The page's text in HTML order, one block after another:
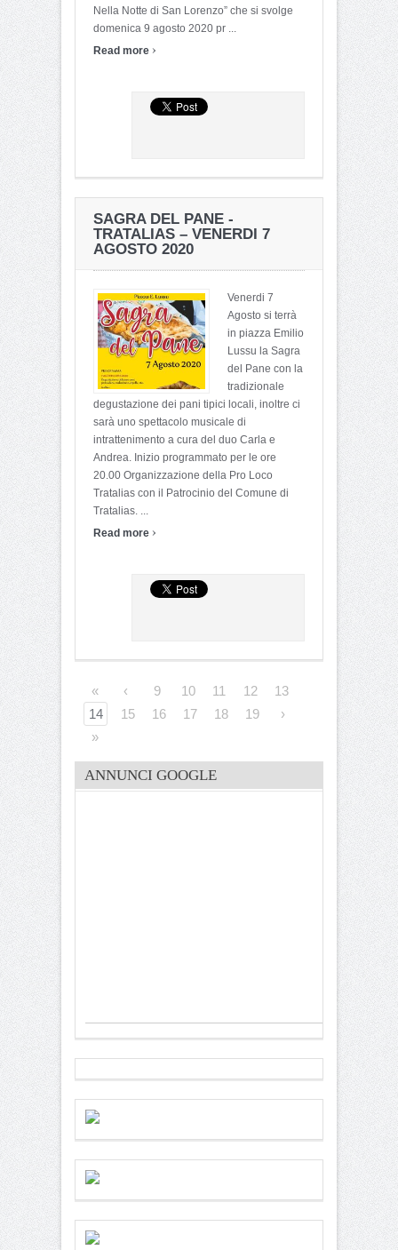
Nella Notte di San Lorenzo” che si svolge
domenica 9 agosto 2020 pr ...
Read more ›
SAGRA DEL PANE -
TRATALIAS – VENERDI 7
AGOSTO 2020
Venerdi 7
Agosto si terrà
in piazza Emilio
Lussu la Sagra
del Pane con la
tradizionale
degustazione dei pani tipici locali, inoltre ci
sarà uno spettacolo musicale di
intrattenimento a cura del duo Carla e
Andrea. Inizio programmato per le ore
20.00 Organizzazione della Pro Loco
Tratalias con il Patrocinio del Comune di
Tratalias. ...
Read more ›
« ‹ 9 10 11 12
13
14
15 16 17 18 19
›
»
ANNUNCI GOOGLE